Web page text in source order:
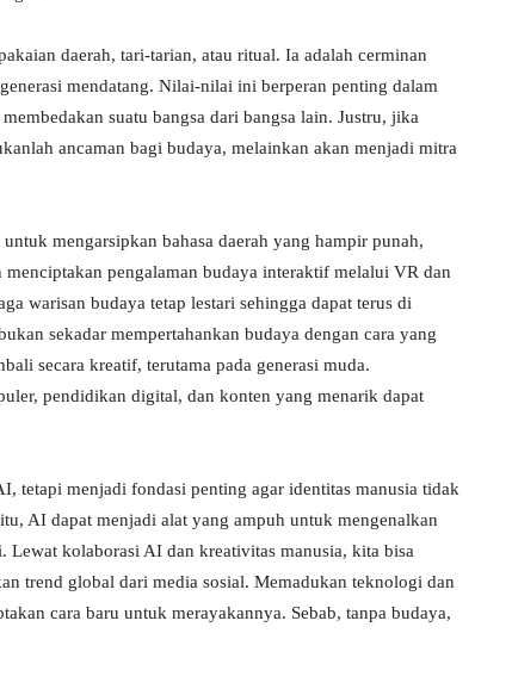
daerah, tari-tarian, atau ritual. Ia adalah cerminan
mendatang. Nilai-nilai ini berperan penting dalam
suatu bangsa dari bangsa lain. Justru, jika
ancaman bagi budaya, melainkan akan menjadi mitra
mengarsipkan bahasa daerah yang hampir punah,
pengalaman budaya interaktif melalui VR dan
warisan budaya tetap lestari sehingga dapat terus di
sekadar mempertahankan budaya dengan cara yang
secara kreatif, terutama pada generasi muda.
pendidikan digital, dan konten yang menarik dapat
tetapi menjadi fondasi penting agar identitas manusia tidak
AI dapat menjadi alat yang ampuh untuk mengenalkan
kolaborasi AI dan kreativitas manusia, kita bisa
trend global dari media sosial. Memadukan teknologi dan
cara baru untuk merayakannya. Sebab, tanpa budaya,